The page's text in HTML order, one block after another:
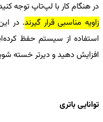
در هنگام کار با لپ‌تاپ توجه
زاویه مناسبی قرار گیرند. در
استفاده از سیستم حفظ
افزایش دهید و دیرتر خسته
توانایی باتری